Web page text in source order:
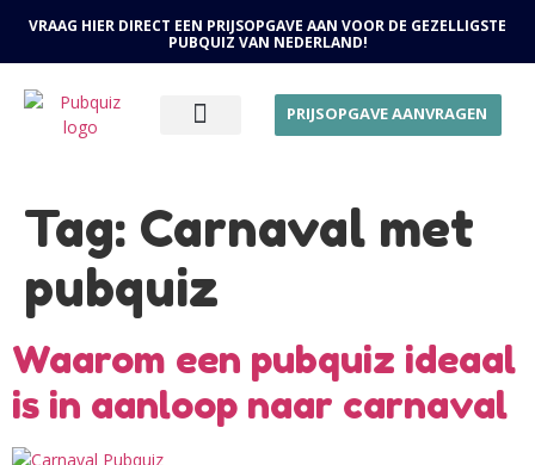
VRAAG HIER DIRECT EEN PRIJSOPGAVE AAN VOOR DE GEZELLIGSTE
PUBQUIZ VAN NEDERLAND!
PRIJSOPGAVE AANVRAGEN
Tag: Carnaval met
pubquiz
Waarom een pubquiz ideaal
is in aanloop naar carnaval